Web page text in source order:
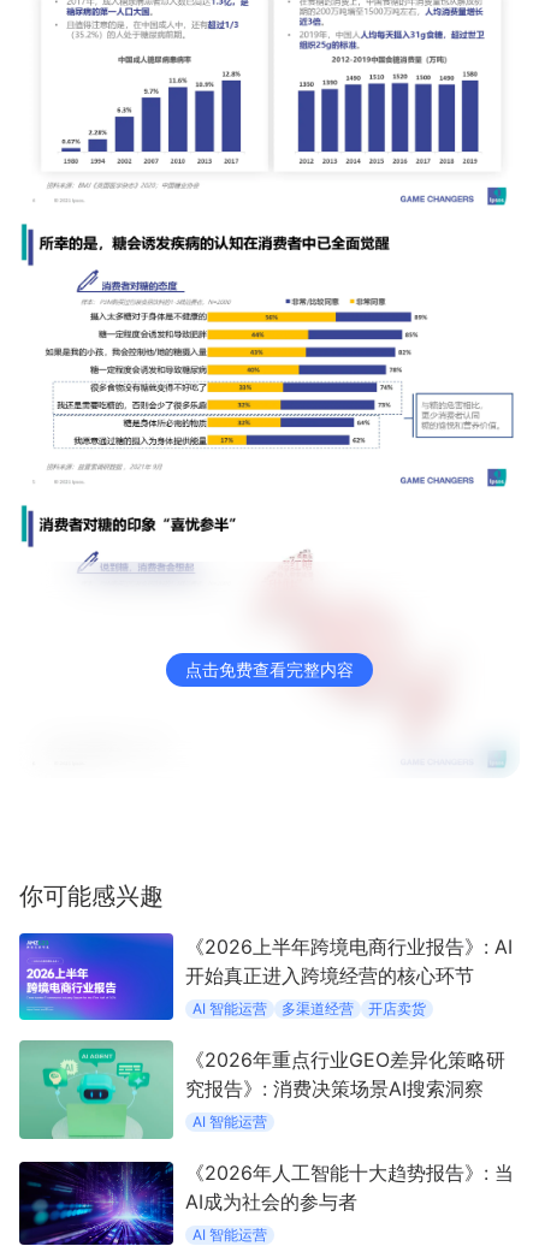
有赞云 数据通服务
点击免费查看完整内容
你可能感兴趣
《2026上半年跨境电商行业报告》: AI
开始真正进入跨境经营的核心环节
AI 智能运营 多渠道经营 开店卖货
《2026年重点行业GEO差异化策略研
究报告》: 消费决策场景AI搜索洞察
AI 智能运营
《2026年人工智能十大趋势报告》: 当
AI成为社会的参与者
AI 智能运营